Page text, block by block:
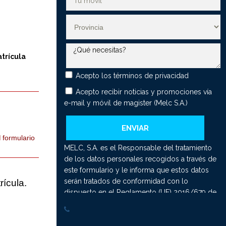
Universitario en Tecnología Digital Aplicada a la Enseñanza
Universitario en Educación Bilingüe (UNAM)
Universitario en Orientación e Intervención Psicopedagógica
Universitario en Investigación y Mejora del Proceso de
Aprendizaje de las Matemáticas
Universitario en Psicología Forense (CEIE - UCJC)
Universitario en Terapias Psicológicas de Tercera
(CEIE - UCJC)
Universitario en Psicología Forense Híbrido (UNAM)
Presencial (UNAM)
formulario
Acepto los términos de privacidad
Acepto recibir noticias y promociones vía
e-mail y móvil de magister (Melc S.A.)
MELC, S.A. es el Responsable del tratamiento
de los datos personales recogidos a través de
este formulario y le informa que estos datos
serán tratados de conformidad con lo
dispuesto en el Reglamento (UE) 2016/679 de
facilita la siguiente información del tratamiento: